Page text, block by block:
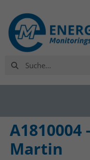
Martin